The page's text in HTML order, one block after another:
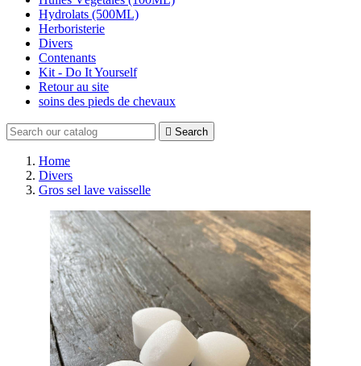
Hydrolats (500ML)
Herboristerie
Divers
Contenants
Kit - Do It Yourself
Retour au site
soins des pieds de chevaux
 Search
Home
Divers
Gros sel lave vaisselle